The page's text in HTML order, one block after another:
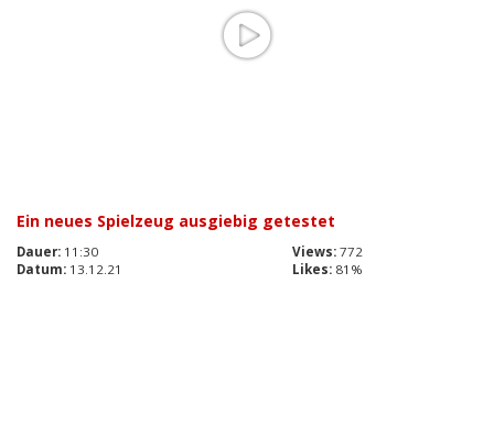
Ein neues Spielzeug ausgiebig getestet
Dauer: 11:30 Views: 772
Datum: 13.12.21 Likes: 81%